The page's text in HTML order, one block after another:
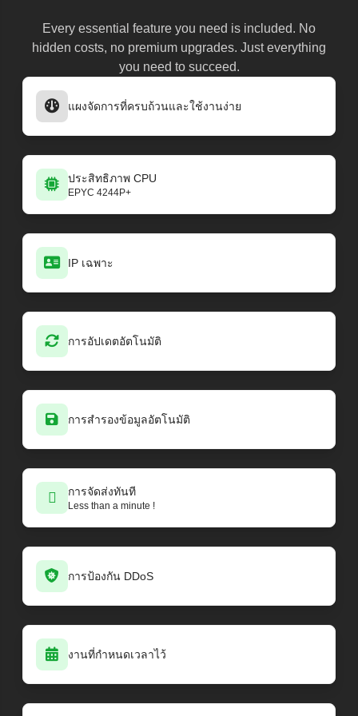
Every essential feature you need is included. No
hidden costs, no premium upgrades. Just everything
you need to succeed.
แผงจัดการที่ครบถ้วนและใช้งานง่าย
ประสิทธิภาพ CPU
EPYC 4244P+
IP เฉพาะ
การอัปเดตอัตโนมัติ
การสำรองข้อมูลอัตโนมัติ
การจัดส่งทันที
Less than a minute !
การป้องกัน DDoS
งานที่กำหนดเวลาไว้